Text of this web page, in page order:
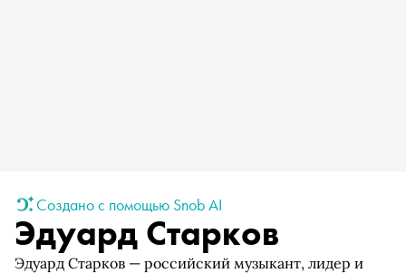
Создано с помощью Snob AI
Эдуард Старков
Эдуард Старков — российский музыкант, лидер и